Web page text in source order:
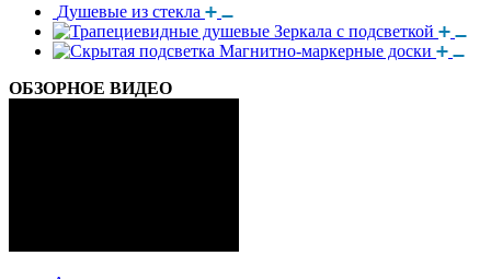
Душевые из стекла
Зеркала с подсветкой
Магнитно-маркерные доски
ОБЗОРНОЕ ВИДЕО